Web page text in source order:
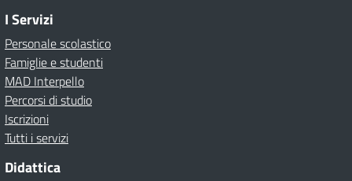
I Servizi
Personale scolastico
Famiglie e studenti
MAD Interpello
Percorsi di studio
Iscrizioni
Tutti i servizi
Didattica